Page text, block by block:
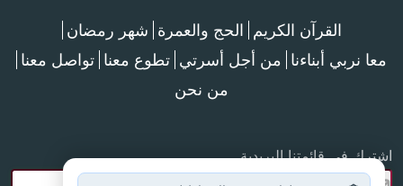
القرآن الكريم الحج والعمرة شهر رمضان
معا نربي أبناءنا من أجل أسرتي تطوع معنا تواصل معنا
من نحن
اشترك في قائمتنا البريدية